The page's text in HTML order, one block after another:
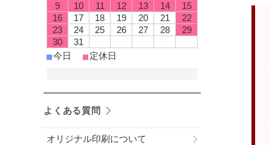
9
10 11 12 13 14
15
16
17 18 19 20 21
22
23
24 25 26 27 28
29
30
31
■今日 ■定休日
よくある質問
オリジナル印刷について